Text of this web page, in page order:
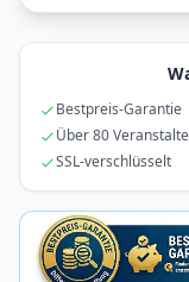
Bestpreis-Garantie
Über 80
SSL-verschlüsselt